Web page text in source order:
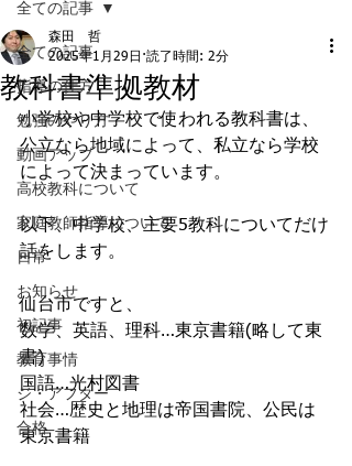
全ての記事
指導の仕方
勉強のやり方
動画アップ
高校教科について
家庭教師指導について
日常
お知らせ
初記事
教育事情
ジ・アフター
合格
全ての記事
教科書準拠教材
森田 哲
2025年1月29日 読了時間: 2分
小学校や中学校で使われる教科書は、
公立なら地域によって、私立なら学校
によって決まっています。
以下、中学校、主要5教科についてだけ
話をします。
仙台市ですと、
数学、英語、理科…東京書籍(略して東
書)
国語…光村図書
社会…歴史と地理は帝国書院、公民は
東京書籍